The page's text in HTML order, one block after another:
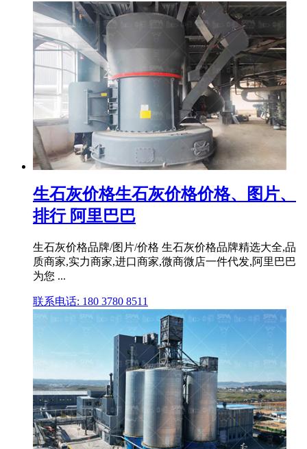
生石灰价格生石灰价格价格、图片、
排行 阿里巴巴
生石灰价格品牌/图片/价格 生石灰价格品牌精选大全,品
质商家,实力商家,进口商家,微商微店一件代发,阿里巴巴
为您 ...
联系电话: 180 3780 8511